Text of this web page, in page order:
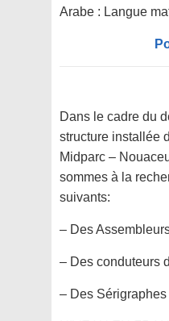
Arabe : Langue
Dans le cadre du
structure installée
Midparc –
sommes à la
suivants:
– Des
– Des conduteurs
– Des Sérigraphes